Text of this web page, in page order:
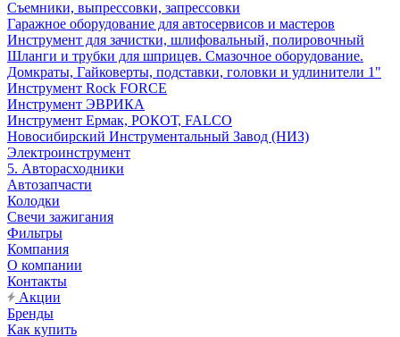
Съемники, выпрессовки, запрессовки
Гаражное оборудование для автосервисов и мастеров
Инструмент для зачистки, шлифовальный, полировочный
Шланги и трубки для шприцев. Смазочное оборудование.
Домкраты, Гайковерты, подставки, головки и удлинители 1"
Инструмент Rock FORCE
Инструмент ЭВРИКА
Инструмент Ермак, РОКОТ, FALCO
Новосибирский Инструментальный Завод (НИЗ)
Электроинструмент
5. Авторасходники
Автозапчасти
Колодки
Свечи зажигания
Фильтры
Компания
О компании
Контакты
Акции
Бренды
Как купить